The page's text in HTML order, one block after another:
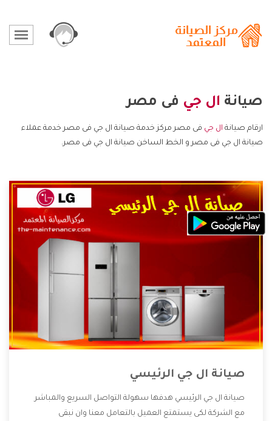
صيانة ال جي فى مصر
ارقام صيانة ال جي فى مصر مركز خدمة صيانة ال جي فى مصر خدمة عملاء
صيانة ال جي فى مصر و الخط الساخن صيانة ال جي فى مصر.
صيانة ال جي الرئيسي
صيانة ال جي الرئيسي هدفها سهولة التواصل السريع والمباشر
مع الشركة لكى يستمتع العميل بالتعامل معنا وان نبقى